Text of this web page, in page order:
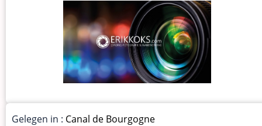
Gelegen in : Canal de Bourgogne